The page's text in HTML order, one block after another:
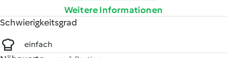
Weitere Informationen
Schwierigkeitsgrad
einfach